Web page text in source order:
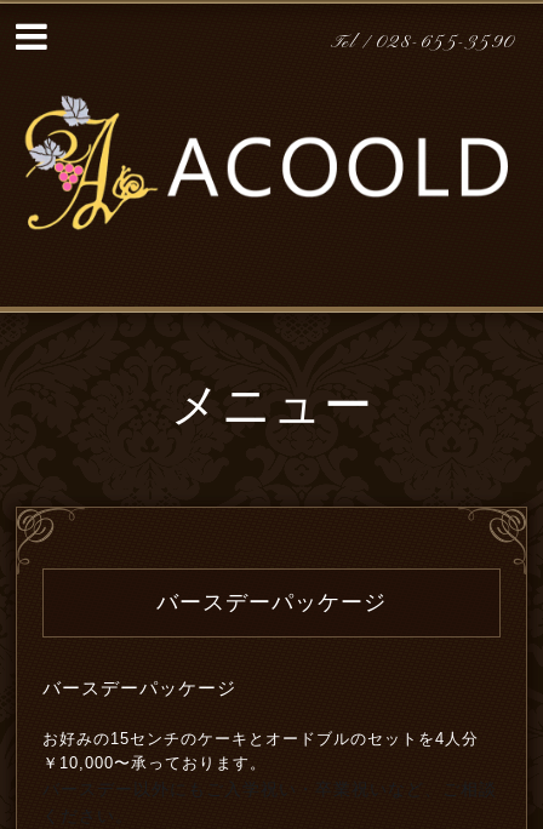
Tel / 028-655-3590
メニュー
バースデーパッケージ
バースデーパッケージ
お好みの15センチのケーキとオードブルのセットを4人分
￥10,000〜承っております。
バースデー以外にもご入学祝い・卒業祝いなど、ご相談
ください。